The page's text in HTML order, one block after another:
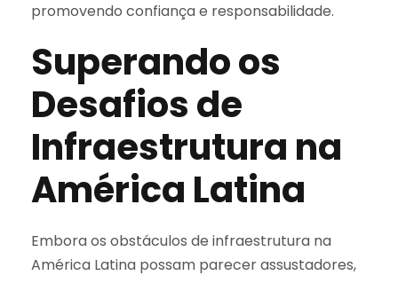
promovendo confiança e responsabilidade.
Superando os
Desafios de
Infraestrutura na
América Latina
Embora os obstáculos de infraestrutura na
América Latina possam parecer assustadores,